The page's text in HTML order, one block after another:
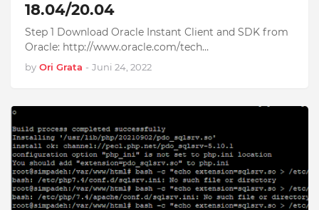
18.04/20.04
Step 1 Download Oracle Instant Client and SDK from
Oracle: http://www.oracle.com/tech…
by Ori Grata - Juni 24, 2022